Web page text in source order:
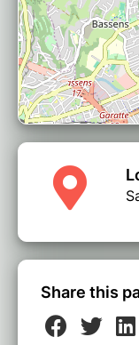
Share this